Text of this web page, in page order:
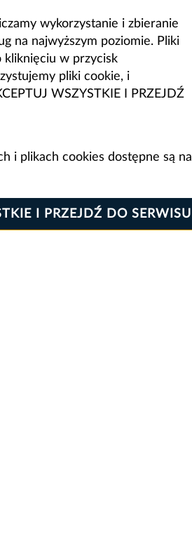
wykorzystanie i zbieranie
na najwyższym poziomie. Pliki
kliknięciu w przycisk
pliki cookie, i
WSZYSTKIE I PRZEJDŹ
i plikach cookies dostępne są na
I PRZEJDŹ DO SERWISU